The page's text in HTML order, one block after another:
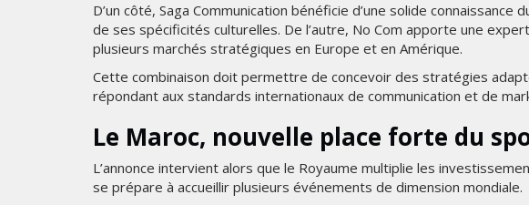
D’un côté, Saga Communication bénéficie d’une solide
de ses spécificités culturelles. De l’autre, No Com apporte une
plusieurs marchés stratégiques en Europe et en Amérique.
Cette combinaison doit permettre de concevoir des stratégies
répondant aux standards internationaux de communication et de
Le Maroc, nouvelle place forte du
L’annonce intervient alors que le Royaume multiplie les
se prépare à accueillir plusieurs événements de dimension mondiale.